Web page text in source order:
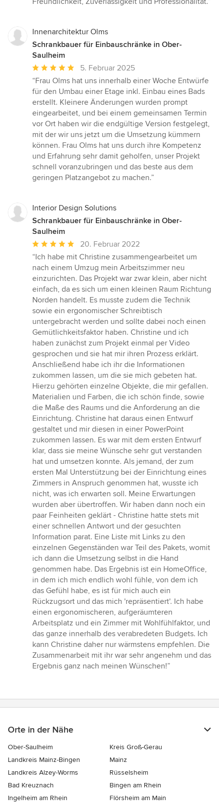
Innenarchitektur Olms
Schrankbauer für Einbauschränke in Ober-
Saulheim
Durchschnittliche
Bewertung:
5
von
5
Sternen
5. Februar 2025
“Frau Olms hat uns innerhalb einer Woche Entwürfe
für den Umbau einer Etage inkl. Einbau eines Bads
erstellt. Kleinere Änderungen wurden prompt
eingearbeitet, und bei einem gemeinsamen Termin
vor Ort haben wir die endgültige Version festgelegt,
mit der wir uns jetzt um die Umsetzung kümmern
können. Frau Olms hat uns durch ihre Kompetenz
und Erfahrung sehr damit geholfen, unser Projekt
schnell voranzubringen und das beste aus dem
geringen Platzangebot zu machen.”
Interior Design Solutions
Schrankbauer für Einbauschränke in Ober-
Saulheim
Durchschnittliche
Bewertung:
5
von
5
Sternen
20. Februar 2022
“Ich habe mit Christine zusammengearbeitet um
nach einem Umzug mein Arbeitszimmer neu
einzurichten. Das Projekt war zwar klein, aber nicht
einfach, da es sich um einen kleinen Raum Richtung
Norden handelt. Es musste zudem die Technik
sowie ein ergonomischer Schreibtisch
untergebracht werden und sollte dabei noch einen
Gemütlichkeitsfaktor haben. Christine und ich
haben zunächst zum Projekt einmal per Video
gesprochen und sie hat mir ihren Prozess erklärt.
Anschließend habe ich ihr die Informationen
zukommen lassen, um die sie mich gebeten hat.
Hierzu gehörten einzelne Objekte, die mir gefallen.
Materialien und Farben, die ich schön finde, sowie
die Maße des Raums und die Anforderung an die
Einrichtung. Christine hat daraus einen Entwurf
gestaltet und mir diesen in einer PowerPoint
zukommen lassen. Es war mit dem ersten Entwurf
klar, dass sie meine Wünsche sehr gut verstanden
hat und umsetzen konnte. Als jemand, der zum
ersten Mal Unterstützung bei der Einrichtung eines
Zimmers in Anspruch genommen hat, wusste ich
nicht, was ich erwarten soll. Meine Erwartungen
wurden aber übertroffen. Wir haben dann noch ein
paar Feinheiten geklärt - Christine hatte stets mit
einer schnellen Antwort und der gesuchten
Information parat. Eine Liste mit Links zu den
einzelnen Gegenständen war Teil des Pakets, womit
ich dann die Umsetzung selbst in die Hand
genommen habe. Das Ergebnis ist ein HomeOffice,
in dem ich mich endlich wohl fühle, von dem ich
das Gefühl habe, es ist für mich auch ein
Rückzugsort und das mich 'repräsentiert'. Ich habe
einen ergonomischeren, aufgeräumteren
Arbeitsplatz und ein Zimmer mit Wohlfühlfaktor, und
das ganze innerhalb des verabredeten Budgets. Ich
kann Christine daher nur wärmstens empfehlen. Die
Zusammenarbeit mit ihr war sehr angenehm und das
Ergebnis ganz nach meinen Wünschen!”
Orte in der Nähe
Ober-Saulheim
Kreis Groß-Gerau
Landkreis Mainz-Bingen
Mainz
Landkreis Alzey-Worms
Rüsselsheim
Bad Kreuznach
Bingen am Rhein
Ingelheim am Rhein
Flörsheim am Main